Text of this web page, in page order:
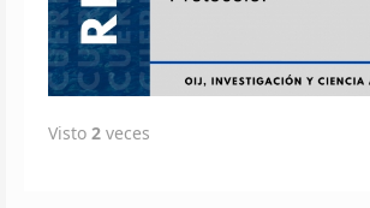
Visto 2 veces